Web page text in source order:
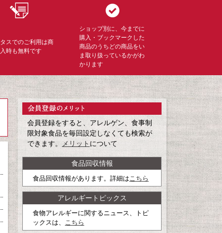
スでのご利用は商
時も無料です
ショップ別に、今までに
購入・ブックマークした
商品のうちどの商品をい
ま取り扱っているかがわ
かります
会員登録をすると、アレルゲン、食事制
限対象食品を毎回設定しなくても検索が
できます。メリットについて
食品回収情報
食品回収情報があります。詳細は こちら
アレルギートピックス
食物アレルギーに関するニュース、トピ
ックスは、
こちら